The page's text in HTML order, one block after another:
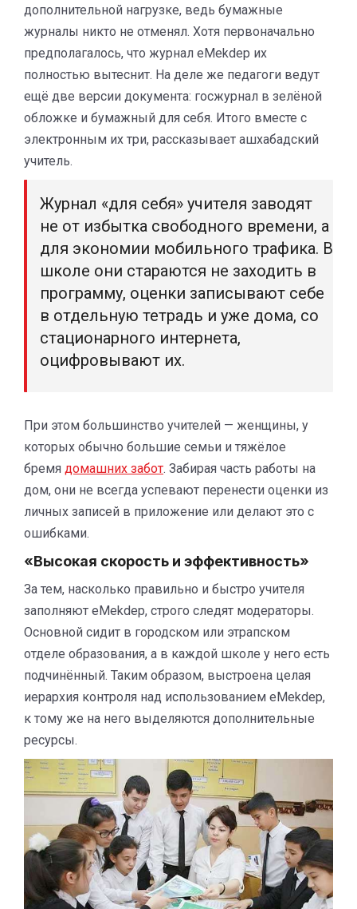
дополнительной нагрузке, ведь бумажные
журналы никто не отменял. Хотя первоначально
предполагалось, что журнал eMekdep их
полностью вытеснит. На деле же педагоги ведут
ещё две версии документа: госжурнал в зелёной
обложке и бумажный для себя. Итого вместе с
электронным их три, рассказывает ашхабадский
учитель.
Журнал «для себя» учителя заводят
не от избытка свободного времени, а
для экономии мобильного трафика. В
школе они стараются не заходить в
программу, оценки записывают себе
в отдельную тетрадь и уже дома, со
стационарного интернета,
оцифровывают их.
При этом большинство учителей — женщины, у
которых обычно большие семьи и тяжёлое
бремя домашних забот. Забирая часть работы на
дом, они не всегда успевают перенести оценки из
личных записей в приложение или делают это с
ошибками.
«Высокая скорость и эффективность»
За тем, насколько правильно и быстро учителя
заполняют eMekdep, строго следят модераторы.
Основной сидит в городском или этрапском
отделе образования, а в каждой школе у него есть
подчинённый. Таким образом, выстроена целая
иерархия контроля над использованием eMekdep,
к тому же на него выделяются дополнительные
ресурсы.